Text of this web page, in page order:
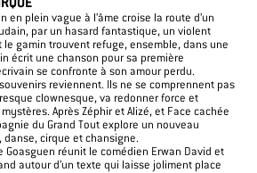
en plein vague à l’âme croise la route d’un
par un hasard fantastique, un violent
le gamin trouvent refuge, ensemble, dans une
écrit une chanson pour sa première
se confronte à son amour perdu.
reviennent. Ils ne se comprennent pas
clownesque, va redonner force et
Après Zéphir et Alizé, et Face cachée
du Grand Tout explore un nouveau
cirque et chansigne.
Goasguen réunit le comédien Erwan David et
autour d’un texte qui laisse joliment place